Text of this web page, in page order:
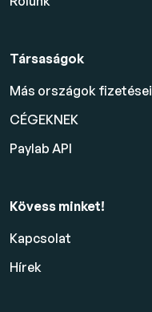
Társaságok
Más országok fizetései
CÉGEKNEK
Paylab API
Kövess minket!
Kapcsolat
Hírek